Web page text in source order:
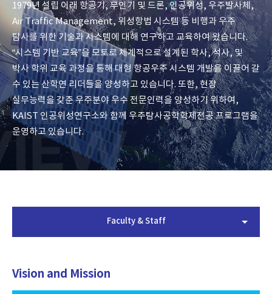
1979년 설립 이래 항공기, 무인기 및 드론, 인공위성, 우주발사체,
Air Traffic Management,위성항법 시스템 등 비행과 우주
탐사를 위한 기술과 시스템에 대해 연구하고 교육하여 왔습니다.
“시스템 기반 교육”을 모토로 체계적으로 설계된 학사, 석사, 및
박사 학위 교육 과정을 통해대형 항공우주 시스템 개발을 이끌어 갈
수 있는 산학연 리더들을 양성하고 있습니다. 또한, 현장
실무능력을 갖춘 우주분야 우수 전문인력을 양성하기 위하여,
KAIST 인공위성연구소와 함께 우주탐사공학학제전공 프로그램을
운영하고 있습니다.
Faculty & Staff
Vision and Mission